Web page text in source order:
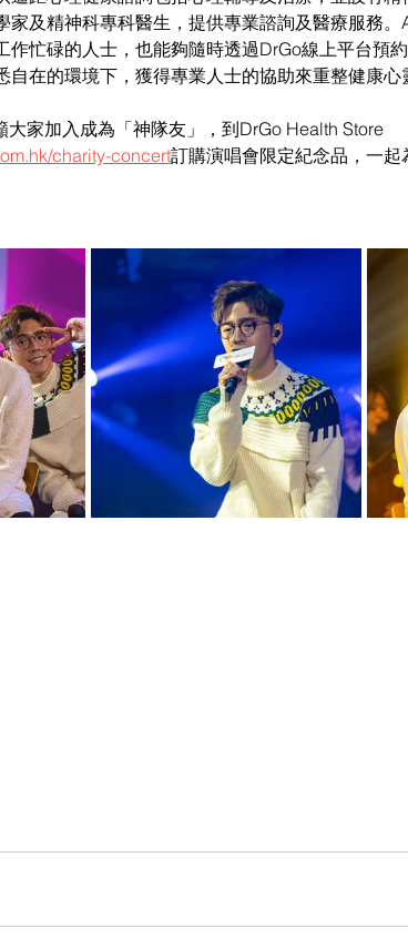
家及精神科專科醫生，提供專業諮詢及醫療服務
作忙碌的人士，也能夠隨時透過DrGo線上平台預
在的環境下，獲得專業人士的協助來重整健康心
大家加入成為「神隊友」，到DrGo Health Store
charity-concert訂購演唱會限定紀念品，一